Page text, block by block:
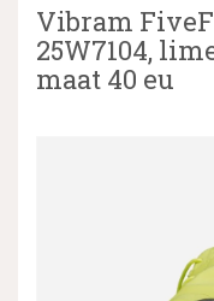
Vibram
25W7104,
maat 40 eu